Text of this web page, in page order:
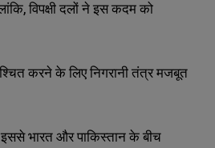
विपक्षी दलों ने इस कदम को
करने के लिए निगरानी तंत्र मजबूत
इससे भारत और पाकिस्तान के बीच